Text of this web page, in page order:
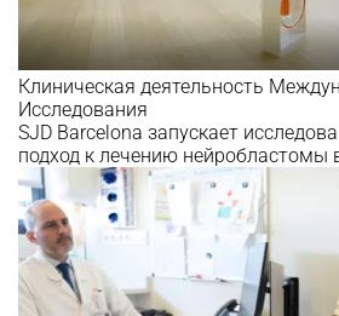
Клиническая деятельность
Исследования
SJD Barcelona запускает
подход к лечению нейробластомы